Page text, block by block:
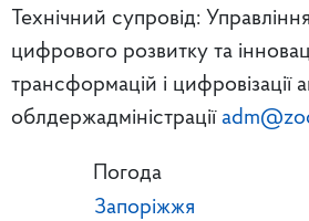
Технічний супровід:
цифрового розвитку та
трансформацій і цифровізації
облдержадміністрації
Погода
Запоріжжя